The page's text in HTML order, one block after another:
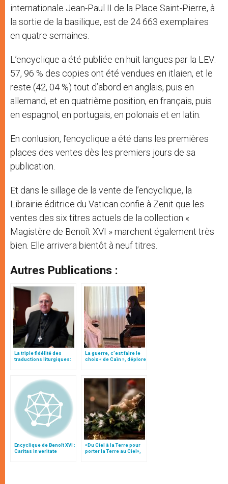
internationale Jean-Paul II de la Place Saint-Pierre, à
la sortie de la basilique, est de 24 663 exemplaires
en quatre semaines.
L’encyclique a été publiée en huit langues par la LEV:
57, 96 % des copies ont été vendues en itlaien, et le
reste (42, 04 %) tout d’abord en anglais, puis en
allemand, et en quatrième position, en français, puis
en espagnol, en portugais, en polonais et en latin.
En conlusion, l’encyclique a été dans les premières
places des ventes dès les premiers jours de sa
publication.
Et dans le sillage de la vente de l’encyclique, la
Librairie éditrice du Vatican confie à Zenit que les
ventes des six titres actuels de la collection «
Magistère de Benoît XVI » marchent également très
bien. Elle arrivera bientôt à neuf titres.
Autres Publications :
La triple fidélité des
traductions liturgiques:
La guerre, c’est faire le
choix « de Caïn », déplore
Encyclique de Benoît XVI :
Caritas in veritate
«Du Ciel à la Terre pour
porter la Terre au Ciel»,